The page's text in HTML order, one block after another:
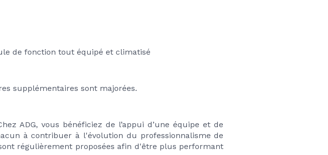
de fonction tout équipé et climatisé
supplémentaires sont majorées.
ADG, vous bénéficiez de l’appui d’une équipe et de
à contribuer à l'évolution du professionnalisme de
régulièrement proposées afin d'être plus performant